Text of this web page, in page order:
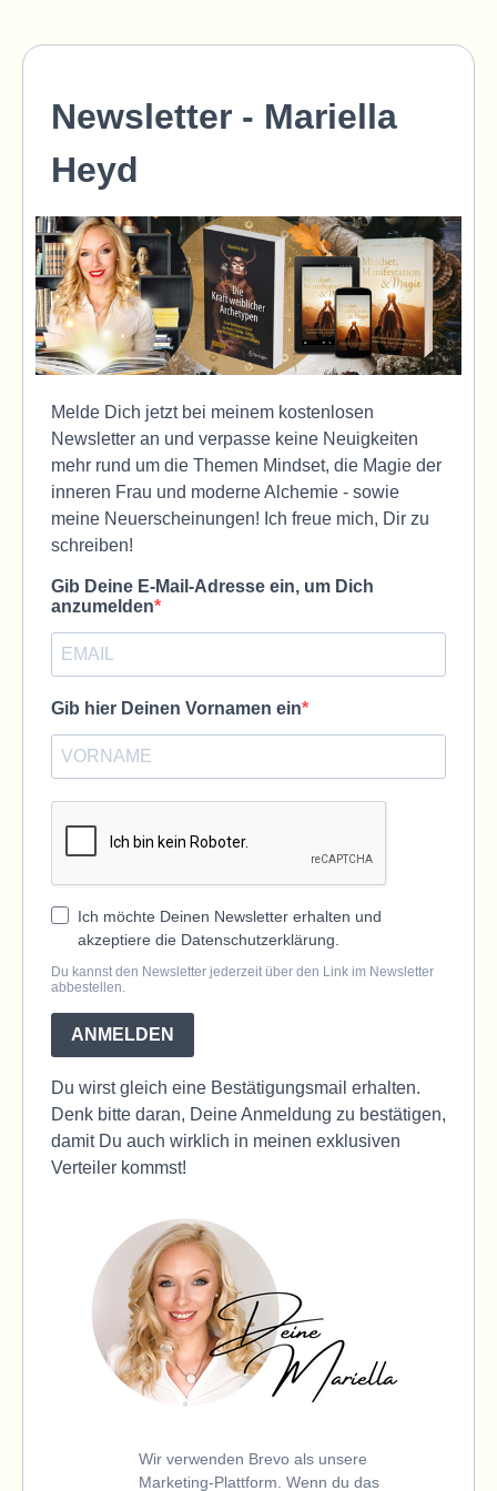
Newsletter - Mariella
Heyd
Melde Dich jetzt bei meinem kostenlosen
Newsletter an und verpasse keine Neuigkeiten
mehr rund um die Themen Mindset, die Magie der
inneren Frau und moderne Alchemie - sowie
meine Neuerscheinungen! Ich freue mich, Dir zu
schreiben!
Gib Deine E-Mail-Adresse ein, um Dich
anzumelden
Gib hier Deinen Vornamen ein
Ich möchte Deinen Newsletter erhalten und
akzeptiere die Datenschutzerklärung.
Du kannst den Newsletter jederzeit über den Link im Newsletter
abbestellen.
ANMELDEN
Du wirst gleich eine Bestätigungsmail erhalten.
Denk bitte daran, Deine Anmeldung zu bestätigen,
damit Du auch wirklich in meinen exklusiven
Verteiler kommst!
Wir verwenden Brevo als unsere
Marketing-Plattform. Wenn du das